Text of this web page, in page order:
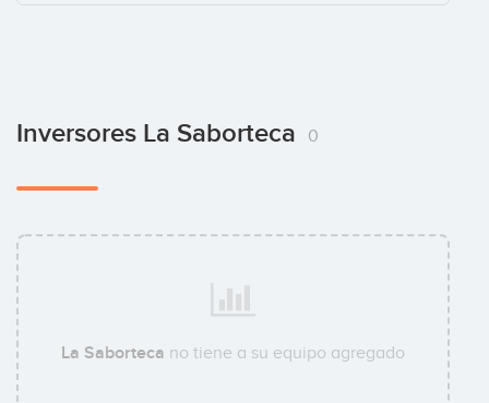
Inversores La Saborteca 0
La Saborteca no tiene a su equipo agregado